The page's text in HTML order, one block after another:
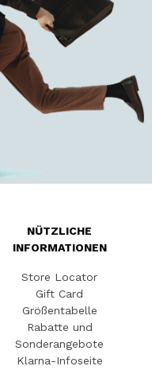
NÜTZLICHE
INFORMATIONEN
Store Locator
Gift Card
Größentabelle
Rabatte und
Sonderangebote
Klarna-Infoseite